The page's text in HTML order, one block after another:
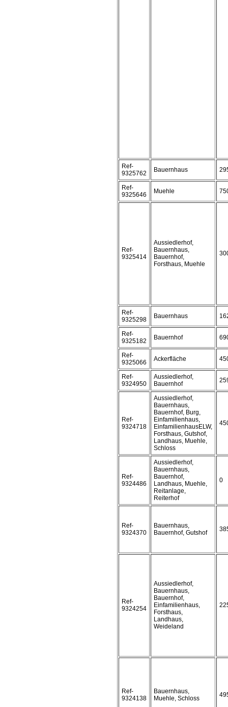
Ref-
9325762
Bauernhaus
Ref-
9325646
Muehle
Ref-
9325414
Aussiedlerhof,
Bauernhaus,
Bauernhof,
Forsthaus, Muehle
Ref-
9325298
Bauernhaus
Ref-
9325182
Bauernhof
Ref-
9325066
Ackerfläche
Ref-
9324950
Aussiedlerhof,
Bauernhof
Ref-
9324718
Aussiedlerhof,
Bauernhaus,
Bauernhof, Burg,
Einfamilienhaus,
EinfamilienhausELW,
Forsthaus, Gutshof,
Landhaus, Muehle,
Schloss
Ref-
9324486
Aussiedlerhof,
Bauernhaus,
Bauernhof,
Landhaus, Muehle,
Reitanlage,
Reiterhof
0
Ref-
9324370
Bauernhaus,
Bauernhof, Gutshof
Ref-
9324254
Aussiedlerhof,
Bauernhaus,
Bauernhof,
Einfamilienhaus,
Forsthaus,
Landhaus,
Weideland
Ref-
9324138
Bauernhaus,
Muehle, Schloss